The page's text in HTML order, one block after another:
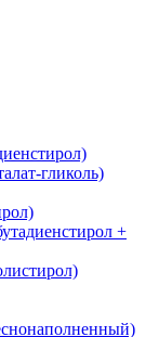
гликоль)
+